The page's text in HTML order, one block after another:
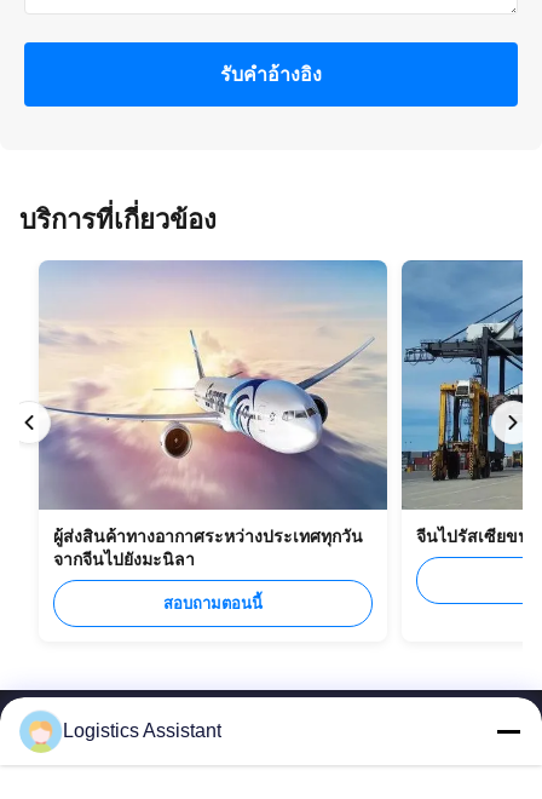
รับคําอ้างอิง
บริการที่เกี่ยวข้อง
ผู้ส่งสินค้าทางอากาศระหว่างประเทศทุกวัน
จากจีนไปยังมะนิลา
สอบถามตอนนี้
จีนไปรัสเซียขนส่
Logistics Assistant